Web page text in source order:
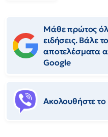
Μάθε πρώτος
ειδήσεις. Βάλε
αποτελέσματα
Google
Ακολουθήστε